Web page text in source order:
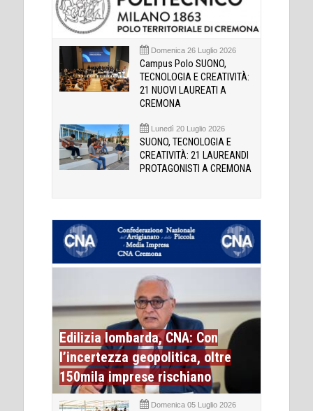
Domenica 26 Luglio 2026
Campus Polo SUONO,
TECNOLOGIA E CREATIVITÀ:
21 NUOVI LAUREATI A
CREMONA
Lunedì 20 Luglio 2026
SUONO, TECNOLOGIA E
CREATIVITÀ: 21 LAUREANDI
PROTAGONISTI A CREMONA
Edilizia lombarda, CNA: Con
l’incertezza geopolitica, oltre
150mila imprese rischiano
Domenica 05 Luglio 2026